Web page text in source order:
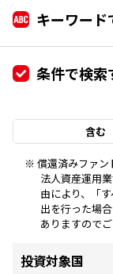
ファンド比較
海外休日カレン
投資信託新商
投資信託償還
マーケット情
マーケット指数
マーケットレポ
大関 洋の「十字
ファンドレポー
資産形成ポ
資産形成サ
Nダイレクト
Goal Navi
資産形成サ
NAMシティ
サステナビ
サステナビリ
SDGsとは？
トップメッセ
特別対談
ニッセイア
ニッセイアセッ
会社情報
最新
キーワード
条件で検索
含む
償還済みファン
法人資産運用
由により、「
出を行った場
ありますのでご
投資対象国